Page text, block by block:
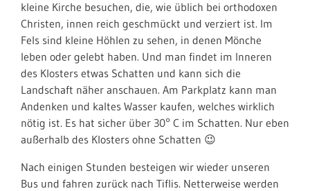
kleine Kirche besuchen, die, wie üblich bei orthodoxen
Christen, innen reich geschmückt und verziert ist. Im
Fels sind kleine Höhlen zu sehen, in denen Mönche
leben oder gelebt haben. Und man findet im Inneren
des Klosters etwas Schatten und kann sich die
Landschaft näher anschauen. Am Parkplatz kann man
Andenken und kaltes Wasser kaufen, welches wirklich
nötig ist. Es hat sicher über 30° C im Schatten. Nur eben
außerhalb des Klosters ohne Schatten 😉
Nach einigen Stunden besteigen wir wieder unseren
Bus und fahren zurück nach Tiflis. Netterweise werden